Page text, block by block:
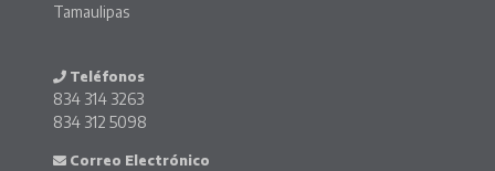
Tamaulipas
Teléfonos
834 314 3263
834 312 5098
Correo Electrónico